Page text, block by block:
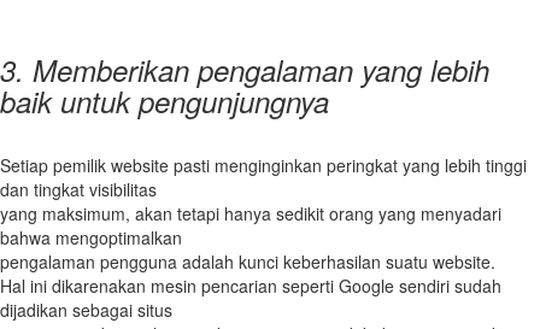
3. Memberikan pengalaman yang lebih
baik untuk pengunjungnya
Setiap pemilik website pasti menginginkan peringkat yang lebih tinggi
dan tingkat visibilitas
yang maksimum, akan tetapi hanya sedikit orang yang menyadari
bahwa mengoptimalkan
pengalaman pengguna adalah kunci keberhasilan suatu website.
Hal ini dikarenakan mesin pencarian seperti Google sendiri sudah
dijadikan sebagai situs